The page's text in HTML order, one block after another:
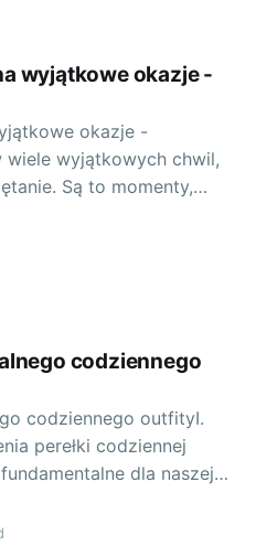
wyjątkowe okazje -
okazje -
wyjątkowych chwil,
Są to momenty,
lata w naszej pamięci. Do
możemy zaręczyny,
codziennego
codziennego outfityI.
perełki codziennej
dla naszej
nich nie byłoby możliwe
w rzeczywistości.